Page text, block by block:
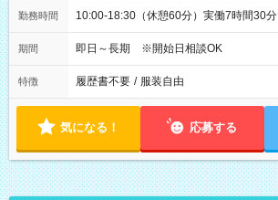
勤務時間 10:00-18:30（休憩60分）実働7時間30分
期間 即日～長期 ※開始日相談OK
特徴 履歴書不要 / 服装自由
気になる！ 応募する